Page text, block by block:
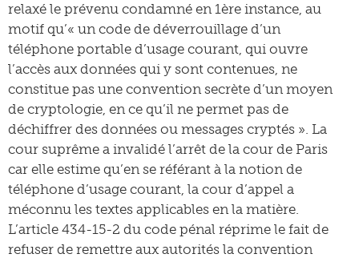
relaxé le prévenu condamné en 1ère instance, au
motif qu’« un code de déverrouillage d’un
téléphone portable d’usage courant, qui ouvre
l’accès aux données qui y sont contenues, ne
constitue pas une convention secrète d’un moyen
de cryptologie, en ce qu’il ne permet pas de
déchiffrer des données ou messages cryptés ». La
cour suprême a invalidé l’arrêt de la cour de Paris
car elle estime qu’en se référant à la notion de
téléphone d’usage courant, la cour d’appel a
méconnu les textes applicables en la matière.
L’article 434-15-2 du code pénal réprime le fait de
refuser de remettre aux autorités la convention